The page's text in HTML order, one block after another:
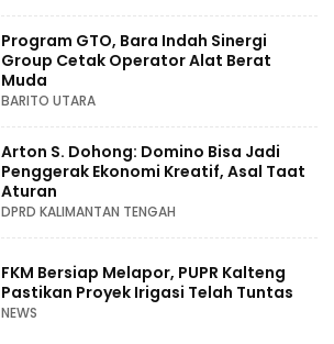
Program GTO, Bara Indah Sinergi
Group Cetak Operator Alat Berat
Muda
BARITO UTARA
Arton S. Dohong: Domino Bisa Jadi
Penggerak Ekonomi Kreatif, Asal Taat
Aturan
DPRD KALIMANTAN TENGAH
FKM Bersiap Melapor, PUPR Kalteng
Pastikan Proyek Irigasi Telah Tuntas
NEWS